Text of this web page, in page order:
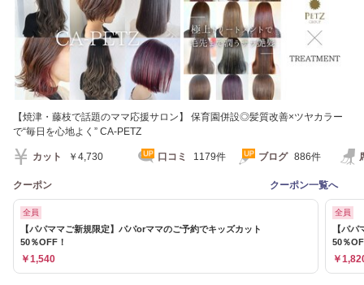
【焼津・藤枝で話題のママ応援サロン】 保育園併設◎髪質改善×ツヤカラー
で“毎日を心地よく” CA-PETZ
カット ￥4,730 口コミ 1179件 ブログ 886件
クーポン クーポン一覧へ
全員
【パパママご新規限定】パパorママのご予約でキッズカット
50％OFF！
￥1,540
全員
【パ
50％
￥